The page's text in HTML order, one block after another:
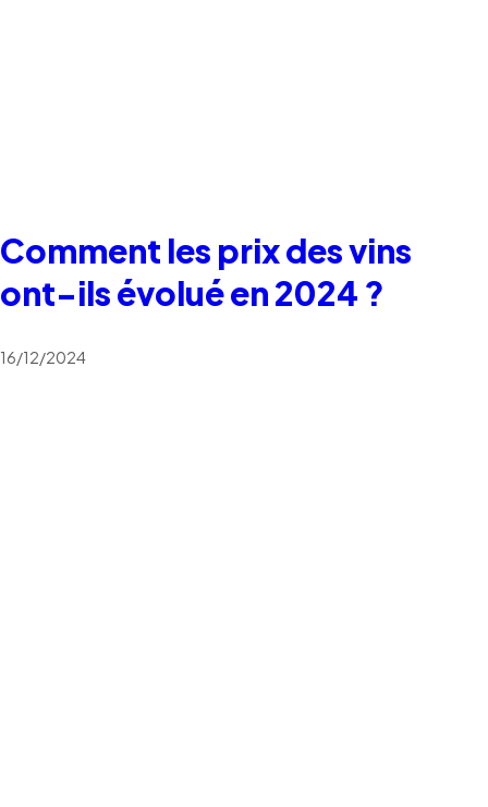
Comment les prix des vins
ont-ils évolué en 2024 ?
16/12/2024